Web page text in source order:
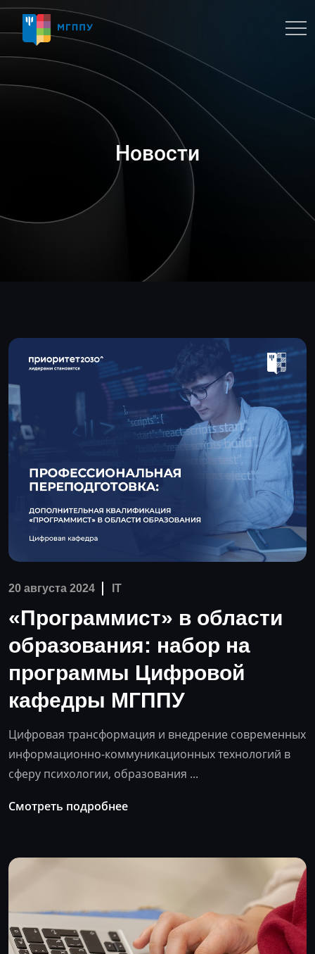
Новости
20 августа 2024 IT
«Программист» в области
образования: набор на
программы Цифровой
кафедры МГППУ
Цифровая трансформация и внедрение современных
информационно-коммуникационных технологий в
сферу психологии, образования ...
Смотреть подробнее